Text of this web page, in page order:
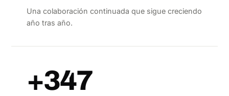
Una colaboración continuada que sigue creciendo
año tras año.
+347